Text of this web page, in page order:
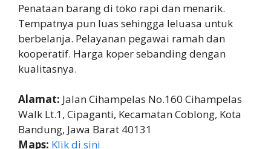
Penataan barang di toko rapi dan menarik.
Tempatnya pun luas sehingga leluasa untuk
berbelanja. Pelayanan pegawai ramah dan
kooperatif. Harga koper sebanding dengan
kualitasnya.
Alamat: Jalan Cihampelas No.160 Cihampelas
Walk Lt.1, Cipaganti, Kecamatan Coblong, Kota
Bandung, Jawa Barat 40131
Maps: Klik di sini